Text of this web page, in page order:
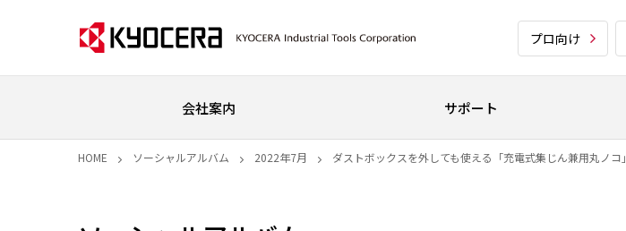
プロ向け
会社案内 サポート
HOME ソーシャルアルバム 2022年7月 ダストボックスを外しても使える「充電式集じん兼用丸ノコ」